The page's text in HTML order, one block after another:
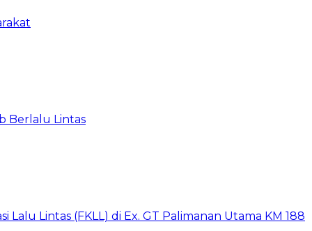
Berlalu Lintas
Lintas (FKLL) di Ex. GT Palimanan Utama KM 188